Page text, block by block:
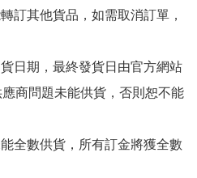
訂其他貨品，如需取消訂單，
日期，最終發貨日由官方網站
商問題未能供貨，否則恕不能
全數供貨，所有訂金將獲全數